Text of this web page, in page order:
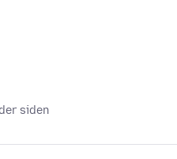
siden